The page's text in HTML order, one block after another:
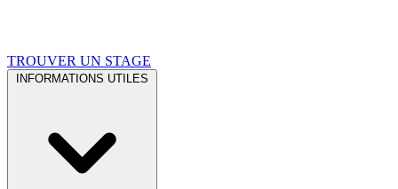
TROUVER UN STAGE
INFORMATIONS UTILES